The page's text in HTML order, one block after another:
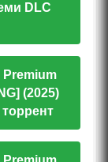
DLC
Premium
(2025)
торрент